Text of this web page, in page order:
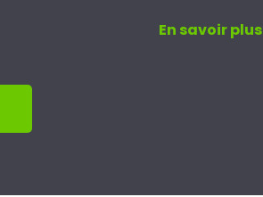
En savoir plus